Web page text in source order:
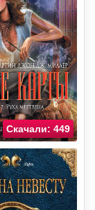
Скачали: 449